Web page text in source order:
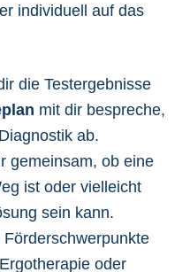
individuell auf das
die Testergebnisse
mit dir bespreche,
ab.
gemeinsam, ob eine
ist oder vielleicht
sein kann.
oder